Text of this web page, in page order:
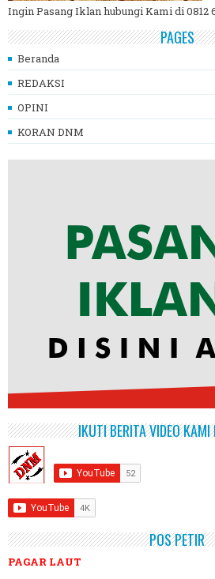
Ingin Pasang Iklan hubungi Kami di 0812
PAGES
Beranda
REDAKSI
OPINI
KORAN DNM
IKUTI BERITA VIDEO KAMI
POS PETIR
PAGAR LAUT